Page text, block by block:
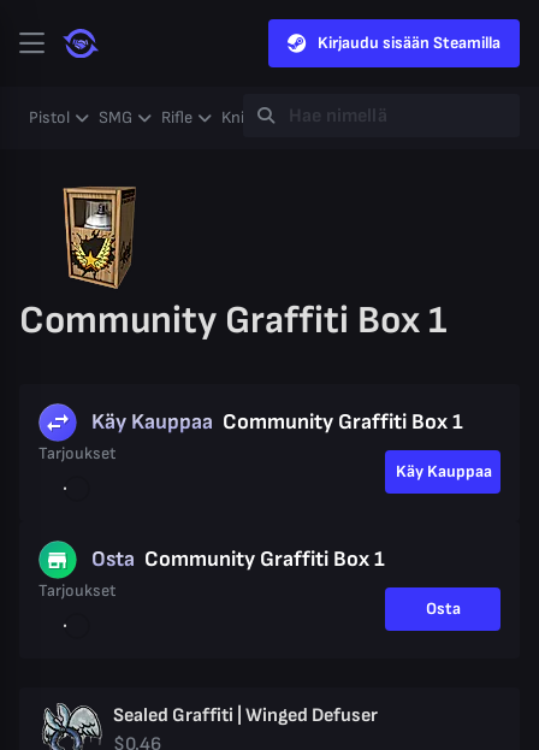
Kirjaudu sisään Steamilla
Pistol SMG Rifle Knife Gloves Heavy
Community Graffiti Box 1
Käy Kauppaa Community Graffiti Box 1
Tarjoukset
Käy Kauppaa
Osta Community Graffiti Box 1
Tarjoukset
Osta
Sealed Graffiti | Winged Defuser
$0.46